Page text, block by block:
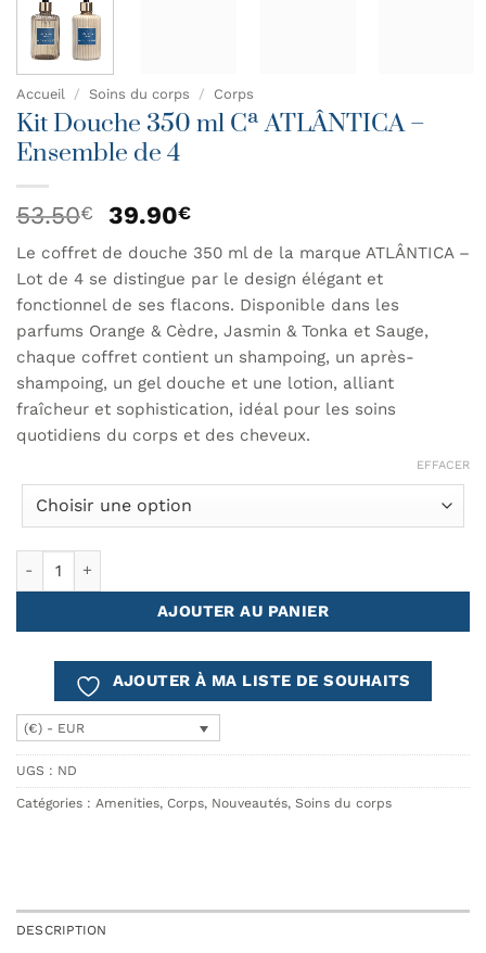
Accueil / Soins du corps / Corps
Kit Douche 350 ml Cª ATLÂNTICA –
Ensemble de 4
53.50€
Le
initial
était :
53.50€.
39.90€Le
actuel
est :
39.90€.
Le coffret de douche 350 ml de la marque ATLÂNTICA –
Lot de 4 se distingue par le design élégant et
fonctionnel de ses flacons. Disponible dans les
parfums Orange & Cèdre, Jasmin & Tonka et Sauge,
chaque coffret contient un shampoing, un après-
shampoing, un gel douche et une lotion, alliant
fraîcheur et sophistication, idéal pour les soins
quotidiens du corps et des cheveux.
EFFACER
AJOUTER AU PANIER
AJOUTER À MA LISTE DE SOUHAITS
(€) - EUR
UGS : ND
Catégories : Amenities, Corps, Nouveautés, Soins du corps
DESCRIPTION